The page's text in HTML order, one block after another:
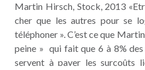
Martin Hirsch, Stock, 2013
cher que les autres pour se
téléphoner ». C’est ce que
peine » qui fait que 6 à 8% des
servent à payer les surcoûts